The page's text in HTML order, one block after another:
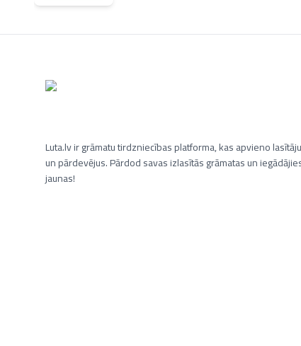
Luta.lv ir grāmatu tirdzniecības platforma, kas apvieno
un pārdevējus. Pārdod savas izlasītās grāmatas un
jaunas!